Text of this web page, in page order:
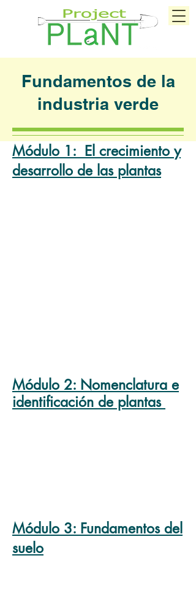
Fundamentos de la
industria verde
Módulo 1: El crecimiento y
desarrollo de las plantas
Módulo 2: Nomenclatura e
identificación de plantas
Módulo 3: Fundamentos del
suelo